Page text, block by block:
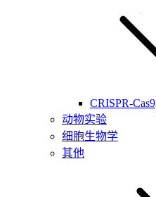
CRISPR-Cas9
动物实验
细胞生物学
其他